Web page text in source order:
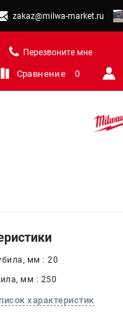
zakaz@milwa-market.ru
Перезвоните мне
Сравнение 0
мм : 20
мм : 250
характеристик